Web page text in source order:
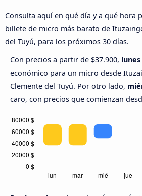
Consulta aquí en qué día y a qué hora
billete de micro más barato de
del Tuyú, para los próximos 30 días.
Con precios a partir de $37.900, lunes
económico para un micro desde
Clemente del Tuyú. Por otro lado,
caro, con precios que comienzan